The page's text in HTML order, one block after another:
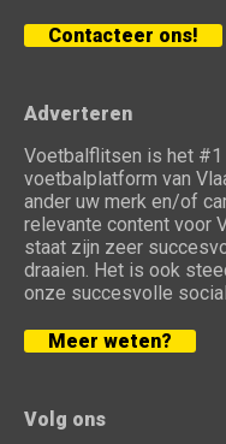
Contacteer ons!
Adverteren
Voetbalflitsen is het
voetbalplatform van
ander uw merk en/of
relevante content voor
staat zijn zeer
draaien. Het is ook
onze succesvolle
Meer weten?
Volg ons